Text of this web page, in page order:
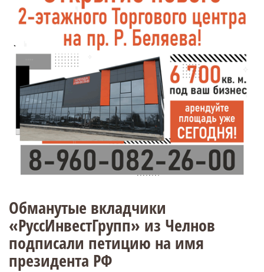
Обманутые вкладчики
«РуссИнвестГрупп» из Челнов
подписали петицию на имя
президента РФ